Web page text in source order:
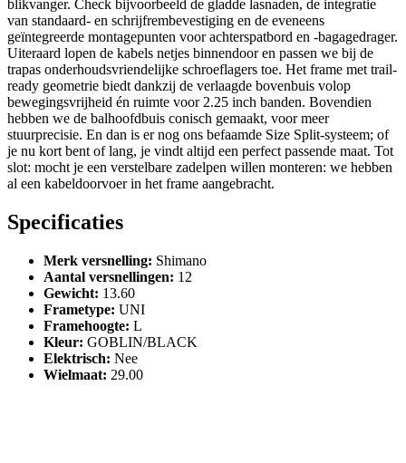
blikvanger. Check bijvoorbeeld de gladde lasnaden, de integratie
van standaard- en schrijfrembevestiging en de eveneens
geïntegreerde montagepunten voor achterspatbord en -bagagedrager.
Uiteraard lopen de kabels netjes binnendoor en passen we bij de
trapas onderhoudsvriendelijke schroeflagers toe. Het frame met trail-
ready geometrie biedt dankzij de verlaagde bovenbuis volop
bewegingsvrijheid én ruimte voor 2.25 inch banden. Bovendien
hebben we de balhoofdbuis conisch gemaakt, voor meer
stuurprecisie. En dan is er nog ons befaamde Size Split-systeem; of
je nu kort bent of lang, je vindt altijd een perfect passende maat. Tot
slot: mocht je een verstelbare zadelpen willen monteren: we hebben
al een kabeldoorvoer in het frame aangebracht.
Specificaties
Merk versnelling: Shimano
Aantal versnellingen: 12
Gewicht: 13.60
Frametype: UNI
Framehoogte: L
Kleur: GOBLIN/BLACK
Elektrisch: Nee
Wielmaat: 29.00